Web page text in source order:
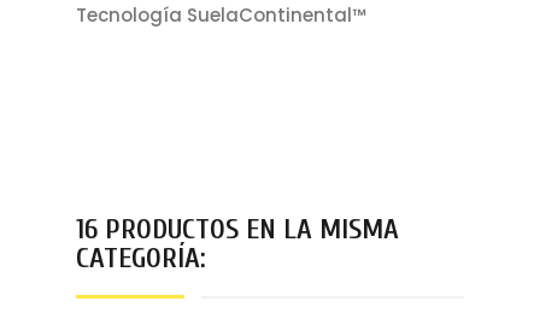
Tecnología SuelaContinental™
16 PRODUCTOS EN LA MISMA
CATEGORÍA: